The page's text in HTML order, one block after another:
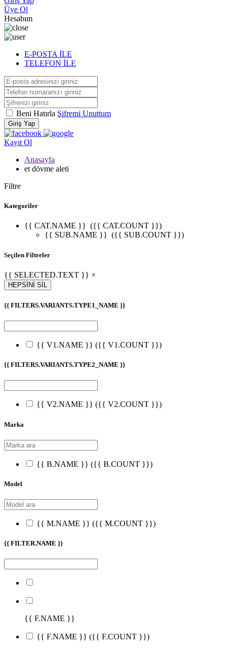
Üye Ol
Hesabım
E-POSTA İLE
TELEFON İLE
Beni Hatırla Şifremi Unuttum
Giriş Yap
Kayıt Ol
Anasayfa
et dövme aleti
Filtre
Kategoriler
{{ CAT.NAME }} ({{ CAT.COUNT }})
{{ SUB.NAME }} ({{ SUB.COUNT }})
Seçilen Filtreler
{{ SELECTED.TEXT }} ×
HEPSİNİ SİL
{{ FILTERS.VARIANTS.TYPE1_NAME }}
{{ V1.NAME }} ({{ V1.COUNT }})
{{ FILTERS.VARIANTS.TYPE2_NAME }}
{{ V2.NAME }} ({{ V2.COUNT }})
Marka
{{ B.NAME }} ({{ B.COUNT }})
Model
{{ M.NAME }} ({{ M.COUNT }})
{{ FILTER.NAME }}
{{ F.NAME }}
{{ F.NAME }} ({{ F.COUNT }})